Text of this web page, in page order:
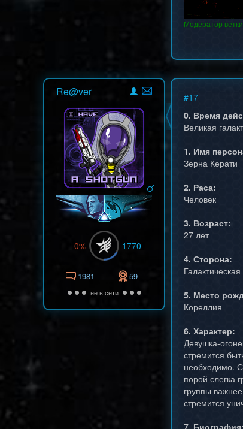
Модератор ветки
Re@ver
0% 1770
1981 59
не в сети
#17
0. Время
Великая
1. Имя
Зерна Керати
2. Раса:
Человек
3. Возраст:
27 лет
4. Сторона:
5. Место
Кореллия
6. Характер:
Девушка-
стремится
необходимо.
порой слегка
группы
стремится
7. Биография: